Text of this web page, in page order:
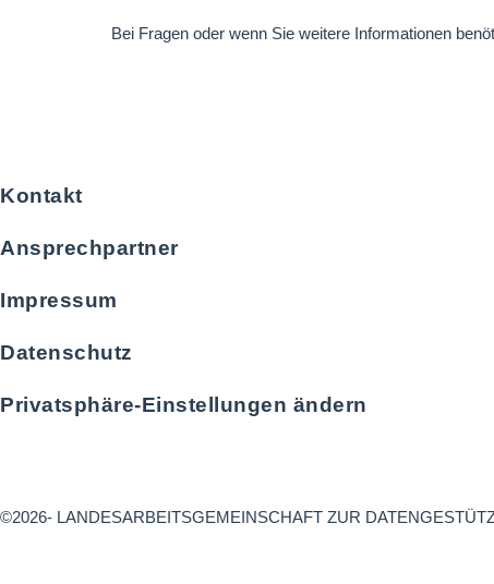
Bei Fragen oder wenn Sie weitere Informationen
Kontakt
Ansprechpartner
Impressum
Datenschutz
Privatsphäre-Einstellungen ändern
©2026- LANDESARBEITSGEMEINSCHAFT ZUR